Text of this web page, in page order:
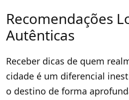
Recomendações
Autênticas
Receber dicas de quem
cidade é um diferencial
o destino de forma